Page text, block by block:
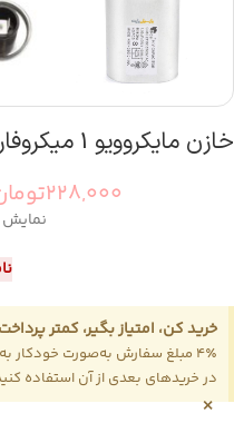
خازن مایکروویو 1 میکروفاراد
228,000
خرید کن، امتیاز بگیر، کمتر
4٪ مبلغ سفارش به‌صورت
در خریدهای بعدی از آن استفاده
×